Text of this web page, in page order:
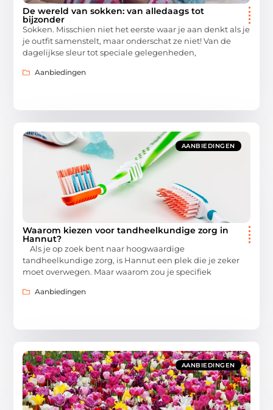
De wereld van sokken: van alledaags tot
bijzonder
Sokken. Misschien niet het eerste waar je aan denkt als je
je outfit samenstelt, maar onderschat ze niet! Van de
dagelijkse sleur tot speciale gelegenheden,
Aanbiedingen
AANBIEDINGEN
Waarom kiezen voor tandheelkundige zorg in
Hannut?
Als je op zoek bent naar hoogwaardige
tandheelkundige zorg, is Hannut een plek die je zeker
moet overwegen. Maar waarom zou je specifiek
Aanbiedingen
AANBIEDINGEN